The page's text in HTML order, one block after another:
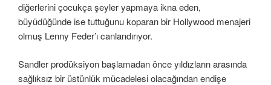
diğerlerini çocukça şeyler yapmaya ikna eden,
büyüdüğünde ise tuttuğunu koparan bir Hollywood menajeri
olmuş Lenny Feder’ı canlandırıyor.
Sandler prodüksiyon başlamadan önce yıldızların arasında
sağlıksız bir üstünlük mücadelesi olacağından endişe